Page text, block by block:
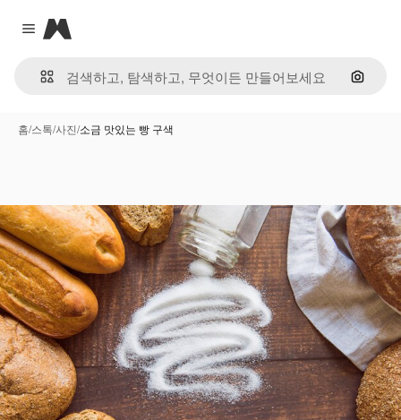
Close menu
Magnific
이미지
홈/스톡/사진/소금 맛있는 빵 구색